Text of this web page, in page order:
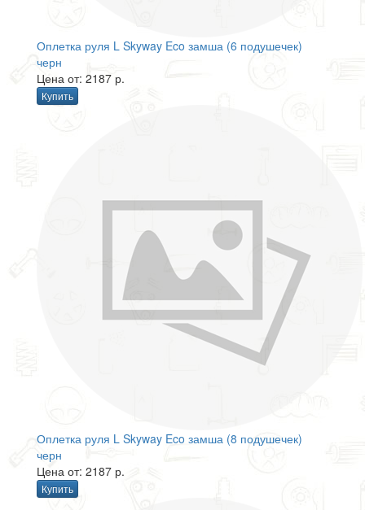
Оплетка руля L Skyway Eco замша (6 подушечек)
черн
Цена от: 2187 р.
Купить
Оплетка руля L Skyway Eco замша (8 подушечек)
черн
Цена от: 2187 р.
Купить